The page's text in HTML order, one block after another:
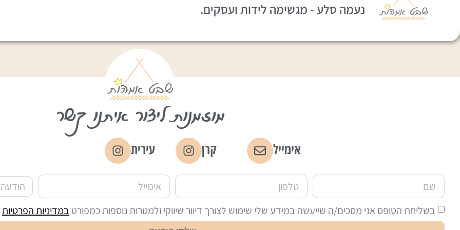
נעמה סלע - מגשימה לידות ועסקים.
מוזמנות ליצור איתנו קשר
אימייל קרן עירית
בשליחת הטופס אני מסכים/ה שייעשה במידע שלי שימוש לצורך דיוור שיווקי ולמטרות נוספות כמפורט במדיניות הפרטיות